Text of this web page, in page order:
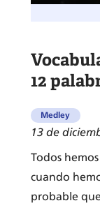
12
Medley
13 de
Todos
cuando
probable